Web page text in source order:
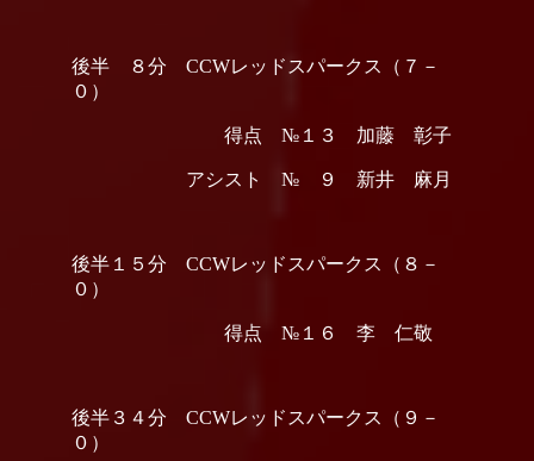
後半 ８分 CCWレッドスパークス（７－
０）
得点 №１３ 加藤 彰子
アシスト № ９ 新井 麻月
後半１５分 CCWレッドスパークス（８－
０）
得点 №１６ 李 仁敬
後半３４分 CCWレッドスパークス（９－
０）